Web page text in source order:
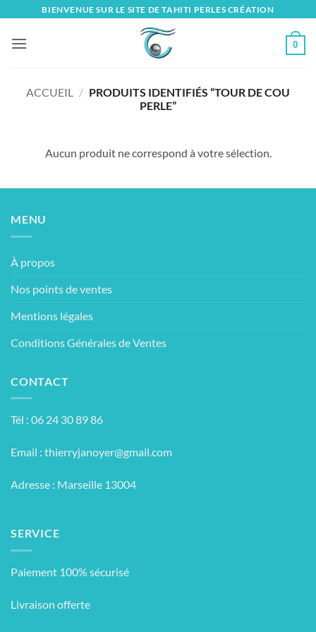
content
BIENVENUE SUR LE SITE DE TAHITI PERLES CRÉATION
0
ACCUEIL / PRODUITS IDENTIFIÉS “TOUR DE COU
PERLE”
Aucun produit ne correspond à votre sélection.
MENU
À propos
Nos points de ventes
Mentions légales
Conditions Générales de Ventes
CONTACT
Tél : 06 24 30 89 86
Email : thierryjanoyer@gmail.com
Adresse : Marseille 13004
SERVICE
Paiement 100% sécurisé
Livraison offerte